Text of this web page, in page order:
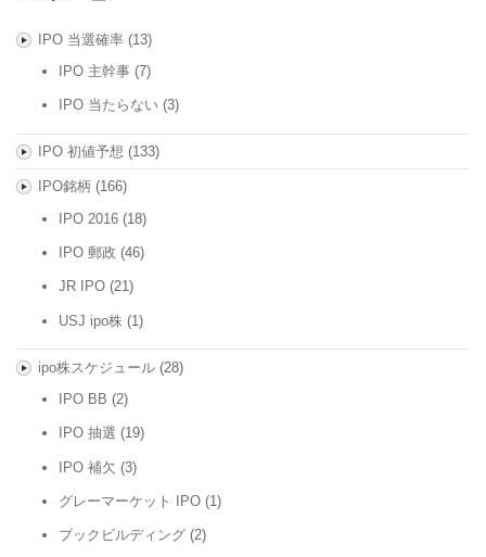
IPO 当選確率(13)
IPO 主幹事 (7)
IPO 当たらない (3)
IPO 初値予想 (133)
IPO銘柄 (166)
IPO 2016 (18)
IPO 郵政 (46)
JR IPO (21)
USJ ipo株 (1)
ipo株スケジュール(28)
IPO BB (2)
IPO 抽選 (19)
IPO 補欠 (3)
グレーマーケット IPO (1)
ブックビルディング (2)